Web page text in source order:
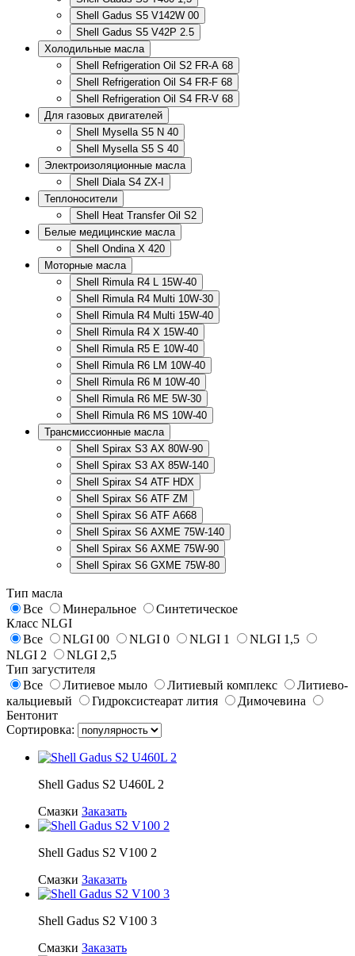
Shell Gadus S5 V142W 00
Shell Gadus S5 V42P 2.5
Холодильные масла
Shell Refrigeration Oil S2 FR-A 68
Shell Refrigeration Oil S4 FR-F 68
Shell Refrigeration Oil S4 FR-V 68
Для газовых двигателей
Shell Mysella S5 N 40
Shell Mysella S5 S 40
Электроизоляционные масла
Shell Diala S4 ZX-I
Теплоносители
Shell Heat Transfer Oil S2
Белые медицинские масла
Shell Ondina X 420
Моторные масла
Shell Rimula R4 L 15W-40
Shell Rimula R4 Multi 10W-30
Shell Rimula R4 Multi 15W-40
Shell Rimula R4 X 15W-40
Shell Rimula R5 E 10W-40
Shell Rimula R6 LM 10W-40
Shell Rimula R6 M 10W-40
Shell Rimula R6 ME 5W-30
Shell Rimula R6 MS 10W-40
Трансмиссионные масла
Shell Spirax S3 AX 80W-90
Shell Spirax S3 AX 85W-140
Shell Spirax S4 ATF HDX
Shell Spirax S6 ATF ZM
Shell Spirax S6 ATF А668
Shell Spirax S6 AXME 75W-140
Shell Spirax S6 AXME 75W-90
Shell Spirax S6 GXME 75W-80
Тип масла
Все
Минеральное
Синтетическое
Класс NLGI
Все
NLGI 00 NLGI 0 NLGI 1
NLGI 1,5
NLGI 2
NLGI 2,5
Тип загустителя
Все
Литиевое мыло Литиевый комплекс
Литиево-
кальциевый
Гидроксистеарат лития
Димочевина
Бентонит
Сортировка:
Shell Gadus S2 U460L 2
Смазки Заказать
Shell Gadus S2 V100 2
Смазки Заказать
Shell Gadus S2 V100 3
Смазки Заказать